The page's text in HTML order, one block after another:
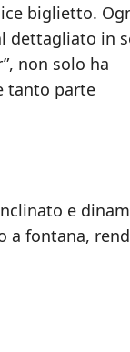
biglietto.
dettagliato in
non solo ha
tanto parte
e
a fontana,